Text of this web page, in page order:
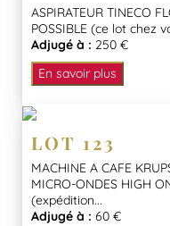
ASPIRATEUR TINECO
POSSIBLE (ce lot chez
Adjugé à : 250 €
En savoir plus
LOT 123
MACHINE A CAFE
MICRO-ONDES HIGH
(expédition...
Adjugé à : 60 €